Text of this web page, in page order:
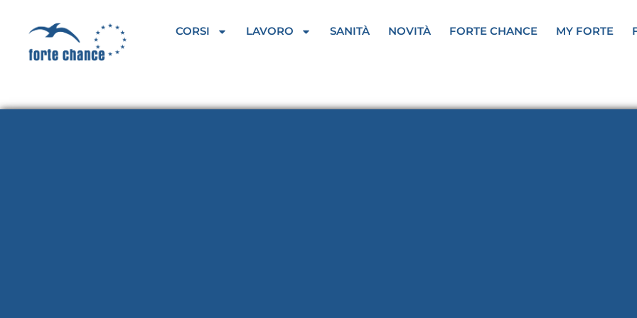
contenuto
CORSI LAVORO SANITÀ NOVITÀ FORTE CHANCE MY FORTE